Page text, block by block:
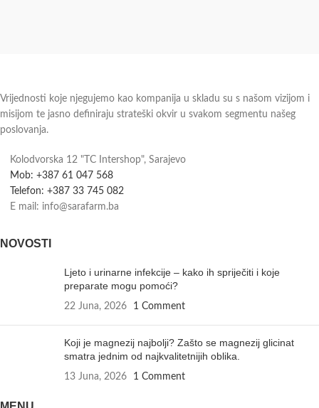
Vrijednosti koje njegujemo kao kompanija u skladu su s našom vizijom i
misijom te jasno definiraju strateški okvir u svakom segmentu našeg
poslovanja.
Kolodvorska 12 "TC Intershop", Sarajevo
Mob: +387 61 047 568
Telefon: +387 33 745 082
E mail: info@sarafarm.ba
NOVOSTI
Ljeto i urinarne infekcije – kako ih spriječiti i koje
preparate mogu pomoći?
22 Juna, 2026 1 Comment
Koji je magnezij najbolji? Zašto se magnezij glicinat
smatra jednim od najkvalitetnijih oblika.
13 Juna, 2026 1 Comment